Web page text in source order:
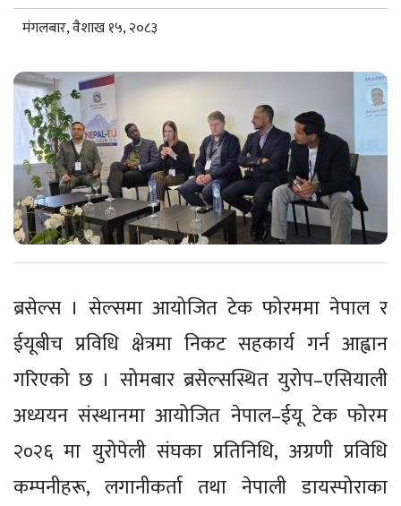
मंगलबार, वैशाख १५, २०८३
ब्रसेल्स । सेल्समा आयोजित टेक फोरममा नेपाल र
ईयूबीच प्रविधि क्षेत्रमा निकट सहकार्य गर्न आह्वान
गरिएको छ । सोमबार ब्रसेल्सस्थित युरोप–एसियाली
अध्ययन संस्थानमा आयोजित नेपाल–ईयू टेक फोरम
२०२६ मा युरोपेली संघका प्रतिनिधि, अग्रणी प्रविधि
कम्पनीहरू, लगानीकर्ता तथा नेपाली डायस्पोराका